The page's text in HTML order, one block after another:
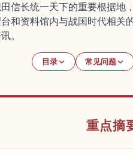
信长统一天下的重要根据
和资料馆内与战国时代相
。
目录 常见问题
重点摘